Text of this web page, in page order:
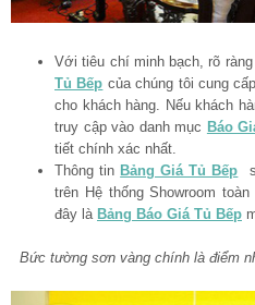
Với tiêu chí minh bạch, rõ
Tủ Bếp của chúng tôi cung cấp
cho khách hàng. Nếu khách
truy cập vào danh mục Báo
tiết chính xác nhất.
Thông tin Bảng Giá Tủ Bếp
trên Hệ thống Showroom
đây là Bảng Báo Giá Tủ Bếp
Bức tường sơn vàng chính là điểm